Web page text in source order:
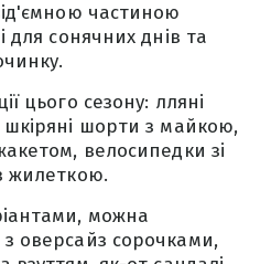
частиною
для сонячних днів та
цього сезону: лляні
шорти з майкою,
велосипедки зі
жилеткою.
можна
оверсайз сорочками,